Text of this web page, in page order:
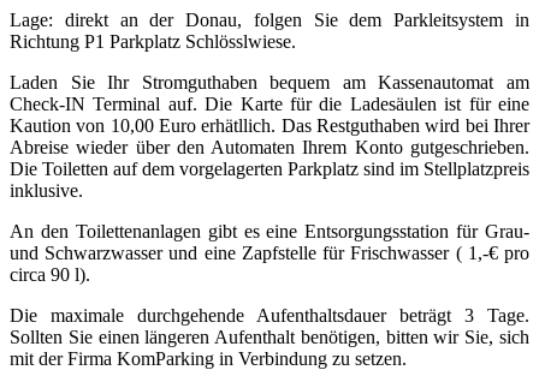
Lage: direkt an der Donau, folgen Sie dem Parkleitsystem in
Richtung P1 Parkplatz Schlösslwiese.
Laden Sie Ihr Stromguthaben bequem am Kassenautomat am
Check-IN Terminal auf. Die Karte für die Ladesäulen ist für eine
Kaution von 10,00 Euro erhätllich. Das Restguthaben wird bei Ihrer
Abreise wieder über den Automaten Ihrem Konto gutgeschrieben.
Die Toiletten auf dem vorgelagerten Parkplatz sind im Stellplatzpreis
inklusive.
An den Toilettenanlagen gibt es eine Entsorgungsstation für Grau-
und Schwarzwasser und eine Zapfstelle für Frischwasser ( 1,-€ pro
circa 90 l).
Die maximale durchgehende Aufenthaltsdauer beträgt 3 Tage.
Sollten Sie einen längeren Aufenthalt benötigen, bitten wir Sie, sich
mit der Firma KomParking in Verbindung zu setzen.